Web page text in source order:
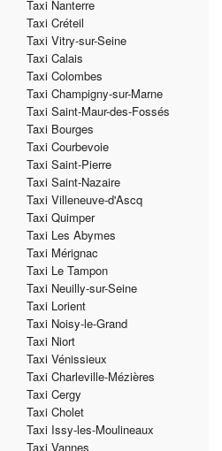
Taxi Nanterre
Taxi Créteil
Taxi Vitry-sur-Seine
Taxi Calais
Taxi Colombes
Taxi Champigny-sur-Marne
Taxi Saint-Maur-des-Fossés
Taxi Bourges
Taxi Courbevoie
Taxi Saint-Pierre
Taxi Saint-Nazaire
Taxi Villeneuve-d'Ascq
Taxi Quimper
Taxi Les Abymes
Taxi Mérignac
Taxi Le Tampon
Taxi Neuilly-sur-Seine
Taxi Lorient
Taxi Noisy-le-Grand
Taxi Niort
Taxi Vénissieux
Taxi Charleville-Mézières
Taxi Cergy
Taxi Cholet
Taxi Issy-les-Moulineaux
Taxi Vannes